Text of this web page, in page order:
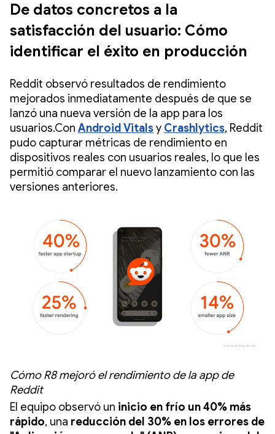
De datos concretos a la
satisfacción del usuario: Cómo
identificar el éxito en producción
Reddit observó resultados de rendimiento
mejorados inmediatamente después de que se
lanzó una nueva versión de la app para los
usuarios.Con Android Vitalsy Crashlytics, Reddit
pudo capturar métricas de rendimiento en
dispositivos reales con usuarios reales, lo que les
permitió comparar el nuevo lanzamiento con las
versiones anteriores.
Cómo R8 mejoró el rendimiento de la app de
Reddit
El equipo observó un inicio en frío un 40% más
rápido, una reducción del 30% en los errores de